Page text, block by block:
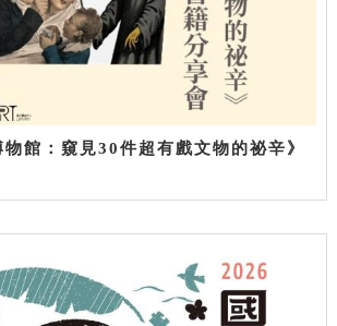
物館：窺見30件超有戲文物的祕辛》